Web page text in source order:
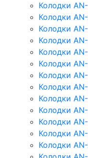
Колодки
Колодки
Колодки
Колодки
Колодки
Колодки
Колодки
Колодки
Колодки
Колодки
Колодки
Колодки
Колодки